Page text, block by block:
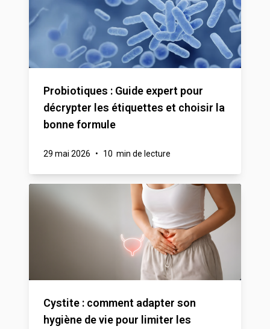
Probiotiques : Guide expert pour
décrypter les étiquettes et choisir la
bonne formule
29 mai 2026 • 10 min de lecture
Cystite : comment adapter son
hygiène de vie pour limiter les